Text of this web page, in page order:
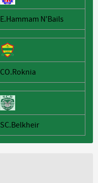
E.Hammam N'Bails
CO.Roknia
SC.Belkheir